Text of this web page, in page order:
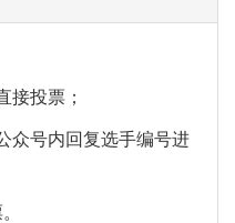
接投票；
众号内回复选手编号进